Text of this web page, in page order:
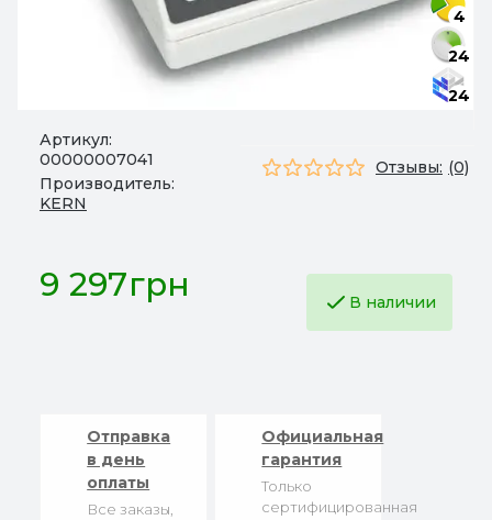
4
24
24
Артикул:
00000007041
Производитель:
KERN
Отзывы: (0)
9 297грн В наличии
Отправка
в день
оплаты
Все заказы,
Официальная
гарантия
Только
сертифицированная